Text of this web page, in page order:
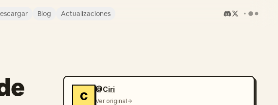
Blog Actualizaciones
C
@Ciri
Ver original